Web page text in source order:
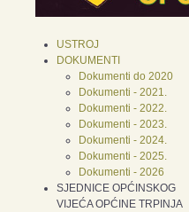
USTROJ
DOKUMENTI
Dokumenti do 2020
Dokumenti - 2021.
Dokumenti - 2022.
Dokumenti - 2023.
Dokumenti - 2024.
Dokumenti - 2025.
Dokumenti - 2026
SJEDNICE OPĆINSKOG
VIJEĆA OPĆINE TRPINJA